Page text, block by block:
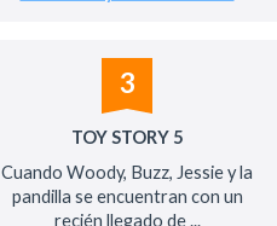
3
TOY STORY 5
Cuando Woody, Buzz, Jessie y la
pandilla se encuentran con un
recién llegado de ...